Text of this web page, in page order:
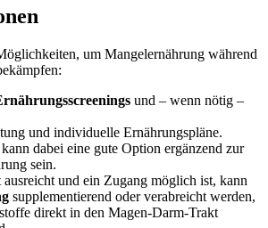
um Mangelernährung während
und – wenn nötig –
und individuelle Ernährungspläne.
kann dabei eine gute Option ergänzend zur
sein.
ausreicht und ein Zugang möglich ist, kann
supplementierend oder verabreicht werden,
direkt in den Magen-Darm-Trakt